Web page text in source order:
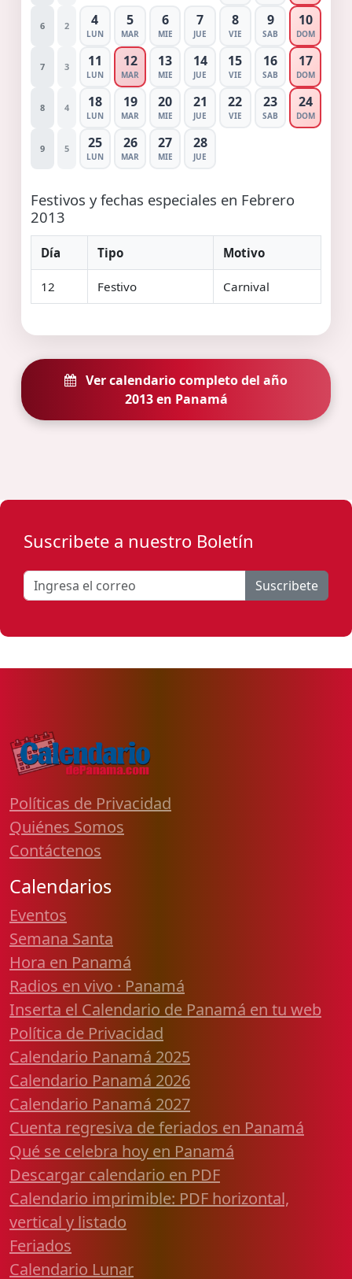
6 2 4
LUN
5
MAR
6
MIE
7
JUE
8
VIE
9
SAB
10
DOM
7 3 11
LUN
12
MAR
13
MIE
14
JUE
15
VIE
16
SAB
17
DOM
8 4 18
LUN
19
MAR
20
MIE
21
JUE
22
VIE
23
SAB
24
DOM
9 5 25
LUN
26
MAR
27
MIE
28
JUE
Festivos y fechas especiales en Febrero
2013
Día Tipo Motivo
12 Festivo Carnival
Ver calendario completo del año
2013 en Panamá
Suscribete a nuestro Boletín
Suscribete
Políticas de Privacidad
Quiénes Somos
Contáctenos
Calendarios
Eventos
Semana Santa
Hora en Panamá
Radios en vivo · Panamá
Inserta el Calendario de Panamá en tu web
Política de Privacidad
Calendario Panamá 2025
Calendario Panamá 2026
Calendario Panamá 2027
Cuenta regresiva de feriados en Panamá
Qué se celebra hoy en Panamá
Descargar calendario en PDF
Calendario imprimible: PDF horizontal,
vertical y listado
Feriados
Calendario Lunar